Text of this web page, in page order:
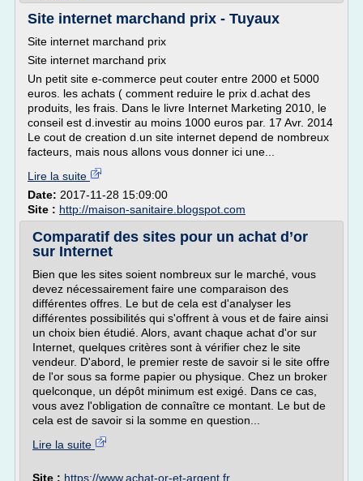
Site internet marchand prix - Tuyaux
Site internet marchand prix
Site internet marchand prix
Un petit site e-commerce peut couter entre 2000 et 5000
euros. les achats ( comment reduire le prix d.achat des
produits, les frais. Dans le livre Internet Marketing 2010, le
conseil est d.investir au moins 1000 euros par. 17 Avr. 2014
Le cout de creation d.un site internet depend de nombreux
facteurs, mais nous allons vous donner ici une...
Lire la suite
Date: 2017-11-28 15:09:00
Site : http://maison-sanitaire.blogspot.com
Comparatif des sites pour un achat d’or
sur Internet
Bien que les sites soient nombreux sur le marché, vous
devez nécessairement faire une comparaison des
différentes offres. Le but de cela est d'analyser les
différentes possibilités qui s'offrent à vous et de faire ainsi
un choix bien étudié. Alors, avant chaque achat d'or sur
Internet, quelques critères sont à vérifier chez le site
vendeur. D'abord, le premier reste de savoir si le site offre
de l'or sous sa forme papier ou physique. Chez un broker
quelconque, un dépôt minimum est exigé. Dans ce cas,
vous avez l'obligation de connaître ce montant. Le but de
cela est de savoir si la somme en question...
Lire la suite
Site : https://www.achat-or-et-argent.fr